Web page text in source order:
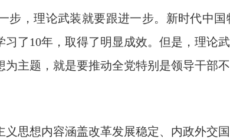
步，理论武装就要跟进一步。新时代中
了10年，取得了明显成效。但是，理论
主题，就是要推动全党特别是领导干部
思想内容涵盖改革发展稳定、内政外交